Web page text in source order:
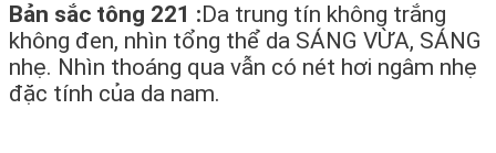
Bản sắc tông 221 :Da trung tín không trắng
không đen, nhìn tổng thể da SÁNG VỪA, SÁNG
nhẹ. Nhìn thoáng qua vẫn có nét hơi ngâm nhẹ
đặc tính của da nam.